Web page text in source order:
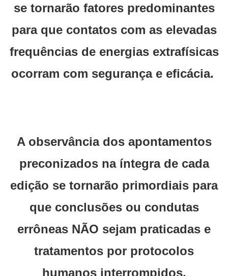
se tornarão fatores predominantes
para que contatos com as elevadas
frequências de energias extrafísicas
ocorram com segurança e eficácia.
A observância dos apontamentos
preconizados na íntegra de cada
edição se tornarão primordiais para
que conclusões ou condutas
errôneas NÃO sejam praticadas e
tratamentos por protocolos
humanos interrompidos.